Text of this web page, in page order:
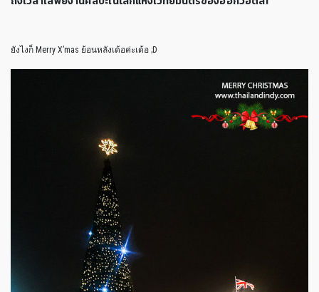
ยังไงก็ Merry X’mas ย้อนหลังเด้อค่ะเด้อ ;D